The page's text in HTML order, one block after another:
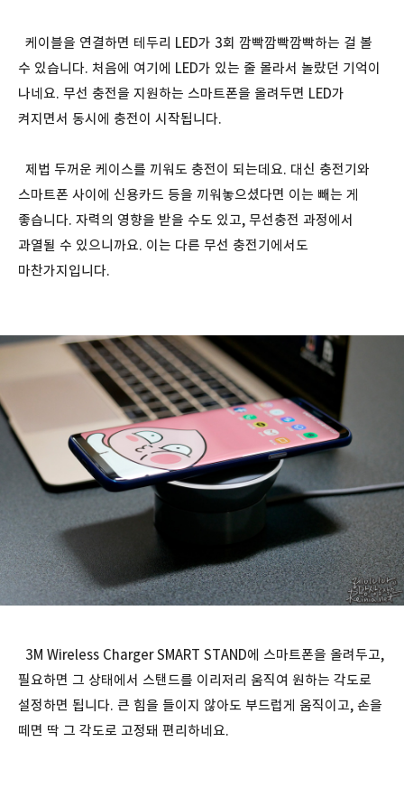
케이블을 연결하면 테두리 LED가 3회 깜빡깜빡깜빡하는 걸 볼
수 있습니다. 처음에 여기에 LED가 있는 줄 몰라서 놀랐던 기억이
나네요. 무선 충전을 지원하는 스마트폰을 올려두면 LED가
켜지면서 동시에 충전이 시작됩니다.
제법 두꺼운 케이스를 끼워도 충전이 되는데요. 대신 충전기와
스마트폰 사이에 신용카드 등을 끼워놓으셨다면 이는 빼는 게
좋습니다. 자력의 영향을 받을 수도 있고, 무선충전 과정에서
과열될 수 있으니까요. 이는 다른 무선 충전기에서도
마찬가지입니다.
3M Wireless Charger SMART STAND에 스마트폰을 올려두고,
필요하면 그 상태에서 스탠드를 이리저리 움직여 원하는 각도로
설정하면 됩니다. 큰 힘을 들이지 않아도 부드럽게 움직이고, 손을
떼면 딱 그 각도로 고정돼 편리하네요.